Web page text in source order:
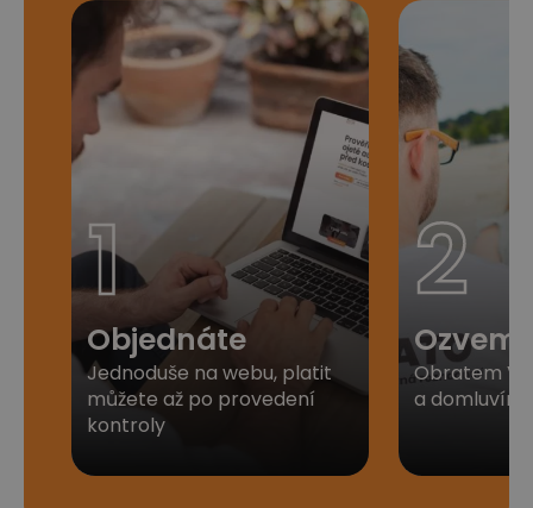
1
Objednáte
Jednoduše na webu, platit
můžete až po provedení
kontroly​
2
Obratem
a